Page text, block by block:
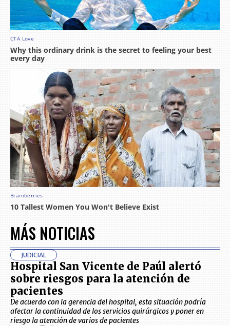
MÁS NOTICIAS
JUDICIAL
Hospital San Vicente de Paúl alertó
sobre riesgos para la atención de
pacientes
De acuerdo con la gerencia del hospital, esta situación podría
afectar la continuidad de los servicios quirúrgicos y poner en
riesgo la atención de varios de pacientes